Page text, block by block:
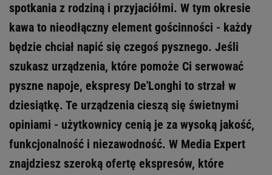
spotkania z rodziną i przyjaciółmi. W tym okresie
kawa to nieodłączny element gościnności - każdy
będzie chciał napić się czegoś pysznego. Jeśli
szukasz urządzenia, które pomoże Ci serwować
pyszne napoje, ekspresy De'Longhi to strzał w
dziesiątkę. Te urządzenia cieszą się świetnymi
opiniami - użytkownicy cenią je za wysoką jakość,
funkcjonalność i niezawodność. W Media Expert
znajdziesz szeroką ofertę ekspresów, które